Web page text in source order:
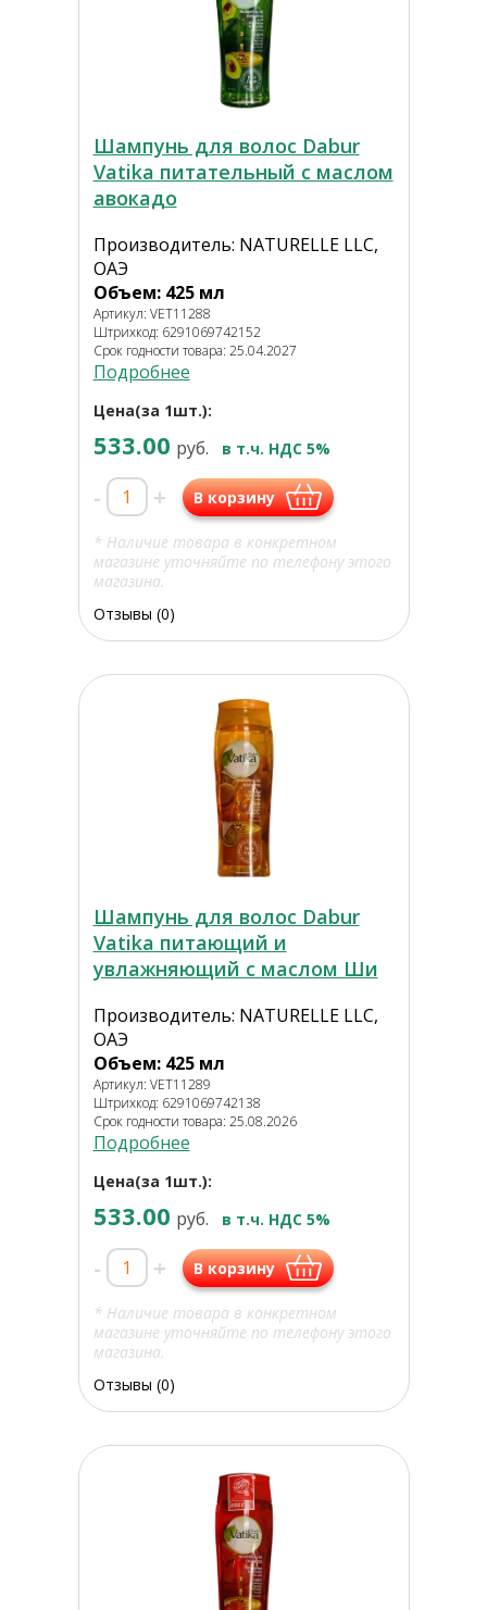
Шампунь для волос Dabur
Vatika питательный с маслом
авокадо
Производитель: NATURELLE LLC,
ОАЭ
Объем: 425 мл
Артикул: VET11288
Штрихкод: 6291069742152
Срок годности товара: 25.04.2027
Подробнее
Цена(за 1шт.):
533.00 руб. в т.ч. НДС 5%
- + В корзину
* Наличие товара в конкретном
магазине уточняйте по телефону этого
магазина.
Отзывы (0)
Шампунь для волос Dabur
Vatika питающий и
увлажняющий с маслом Ши
Производитель: NATURELLE LLC,
ОАЭ
Объем: 425 мл
Артикул: VET11289
Штрихкод: 6291069742138
Срок годности товара: 25.08.2026
Подробнее
Цена(за 1шт.):
533.00 руб. в т.ч. НДС 5%
- + В корзину
* Наличие товара в конкретном
магазине уточняйте по телефону этого
магазина.
Отзывы (0)